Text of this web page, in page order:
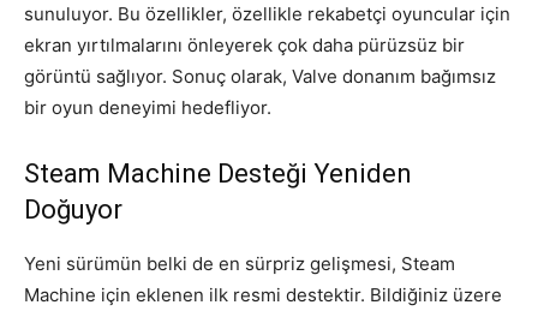
sunuluyor. Bu özellikler, özellikle rekabetçi oyuncular için
ekran yırtılmalarını önleyerek çok daha pürüzsüz bir
görüntü sağlıyor. Sonuç olarak, Valve donanım bağımsız
bir oyun deneyimi hedefliyor.
Steam Machine Desteği Yeniden
Doğuyor
Yeni sürümün belki de en sürpriz gelişmesi, Steam
Machine için eklenen ilk resmi destektir. Bildiğiniz üzere